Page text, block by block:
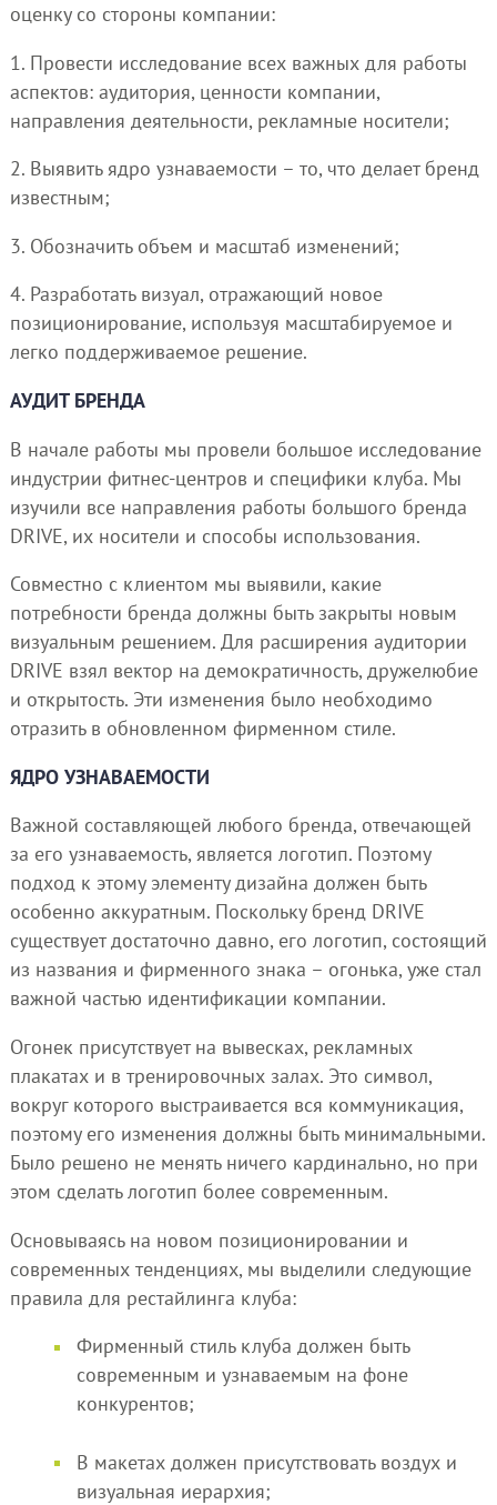
оценку со стороны компании:
1. Провести исследование всех важных для работы
аспектов: аудитория, ценности компании,
направления деятельности, рекламные носители;
2. Выявить ядро узнаваемости – то, что делает бренд
известным;
3. Обозначить объем и масштаб изменений;
4. Разработать визуал, отражающий новое
позиционирование, используя масштабируемое и
легко поддерживаемое решение.
АУДИТ БРЕНДА
В начале работы мы провели большое исследование
индустрии фитнес-центров и специфики клуба. Мы
изучили все направления работы большого бренда
DRIVE, их носители и способы использования.
Совместно с клиентом мы выявили, какие
потребности бренда должны быть закрыты новым
визуальным решением. Для расширения аудитории
DRIVE взял вектор на демократичность, дружелюбие
и открытость. Эти изменения было необходимо
отразить в обновленном фирменном стиле.
ЯДРО УЗНАВАЕМОСТИ
Важной составляющей любого бренда, отвечающей
за его узнаваемость, является логотип. Поэтому
подход к этому элементу дизайна должен быть
особенно аккуратным. Поскольку бренд DRIVE
существует достаточно давно, его логотип, состоящий
из названия и фирменного знака – огонька, уже стал
важной частью идентификации компании.
Огонек присутствует на вывесках, рекламных
плакатах и в тренировочных залах. Это символ,
вокруг которого выстраивается вся коммуникация,
поэтому его изменения должны быть минимальными.
Было решено не менять ничего кардинально, но при
этом сделать логотип более современным.
Основываясь на новом позиционировании и
современных тенденциях, мы выделили следующие
правила для рестайлинга клуба:
Фирменный стиль клуба должен быть
современным и узнаваемым на фоне
конкурентов;
В макетах должен присутствовать воздух и
визуальная иерархия;